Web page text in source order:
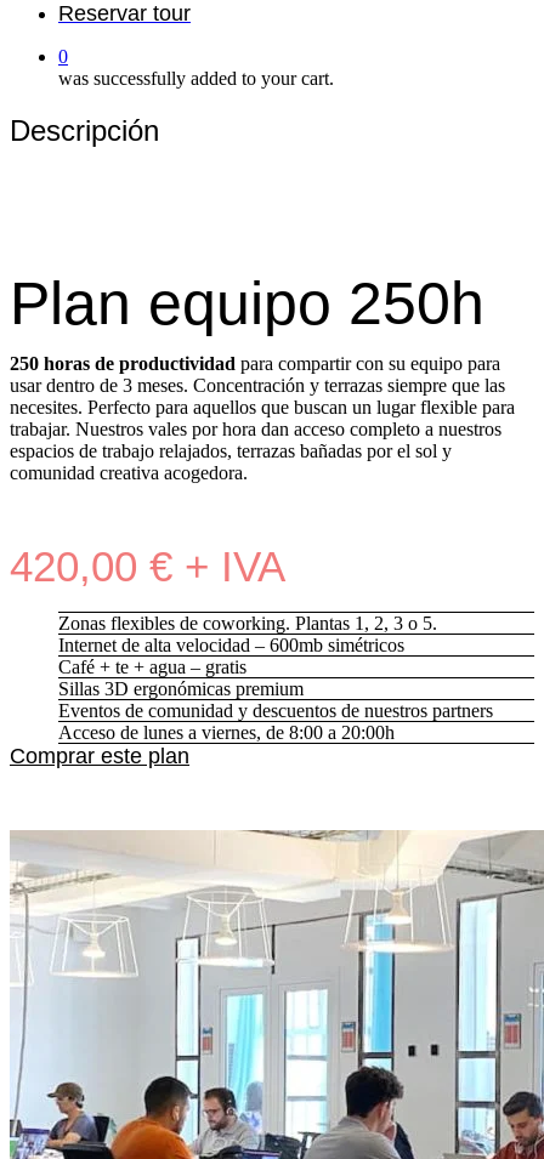
Reservar tour
0
was successfully added to your cart.
Descripción
Plan equipo 250h
250 horas de productividad para compartir con su equipo para
usar dentro de 3 meses. Concentración y terrazas siempre que las
necesites. Perfecto para aquellos que buscan un lugar flexible para
trabajar. Nuestros vales por hora dan acceso completo a nuestros
espacios de trabajo relajados, terrazas bañadas por el sol y
comunidad creativa acogedora.
420,00 € + IVA
Zonas flexibles de coworking. Plantas 1, 2, 3 o 5.
Internet de alta velocidad – 600mb simétricos
Café + te + agua – gratis
Sillas 3D ergonómicas premium
Eventos de comunidad y descuentos de nuestros partners
Acceso de lunes a viernes, de 8:00 a 20:00h
Comprar este plan